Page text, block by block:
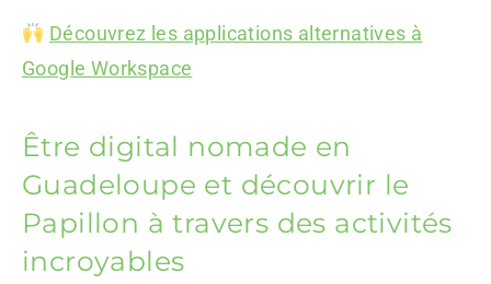
Découvrez les applications alternatives à
Google Workspace
Être digital nomade en
Guadeloupe et découvrir le
Papillon à travers des activités
incroyables